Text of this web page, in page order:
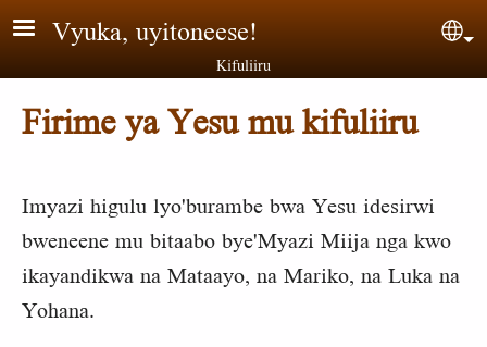
Aller au contenu principal
Vyuka, uyitoneese!
Kifuliiru
Firime ya Yesu mu kifuliiru
Imyazi higulu lyo'burambe bwa Yesu idesirwi
bweneene mu bitaabo bye'Myazi Miija nga kwo
ikayandikwa na Mataayo, na Mariko, na Luka na
Yohana.